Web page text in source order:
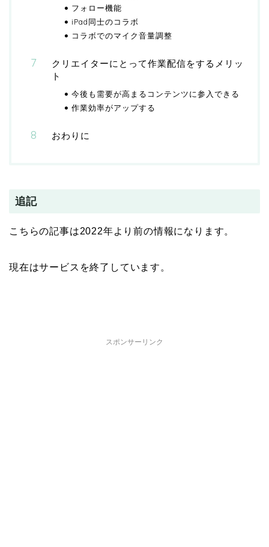
フォロー機能
iPad同士のコラボ
コラボでのマイク音量調整
クリエイターにとって作業配信をするメリッ
ト
今後も需要が高まるコンテンツに参入できる
作業効率がアップする
おわりに
追記
こちらの記事は2022年より前の情報になります。
現在はサービスを終了しています。
スポンサーリンク